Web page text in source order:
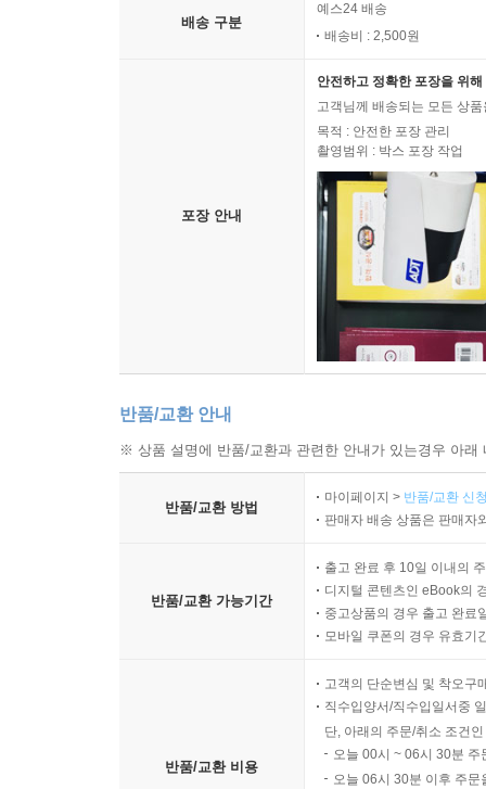
배송 구분
예스24 배송
배송비 : 2,500원
포장 안내
안전하고 정확한 포장을 위
고객님께 배송되는 모든 상
목적 : 안전한 포장 관리
촬영범위 : 박스 포장 작업
반품/교환 안내
※ 상품 설명에 반품/교환과 관련한 안내가 있는경우 아
반품/교환 방법
마이페이지 > 반품/교환 신
판매자 배송 상품은 판매자
반품/교환 가능기간
출고 완료 후 10일 이내의
디지털 콘텐츠인 eBook의
중고상품의 경우 출고 완료
모바일 쿠폰의 경우 유효기
반품/교환 비용
고객의 단순변심 및 착오구
직수입양서/직수입일서중
단, 아래의 주문/취소 조건
오늘 00시 ~ 06시 30분
오늘 06시 30분 이후 주